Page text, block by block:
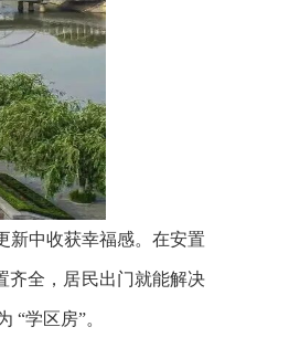
新中收获幸福感。在安置
齐全，居民出门就能解决
“学区房”。